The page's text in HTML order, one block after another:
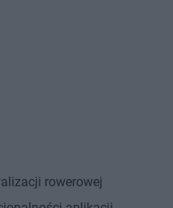
rowerowej